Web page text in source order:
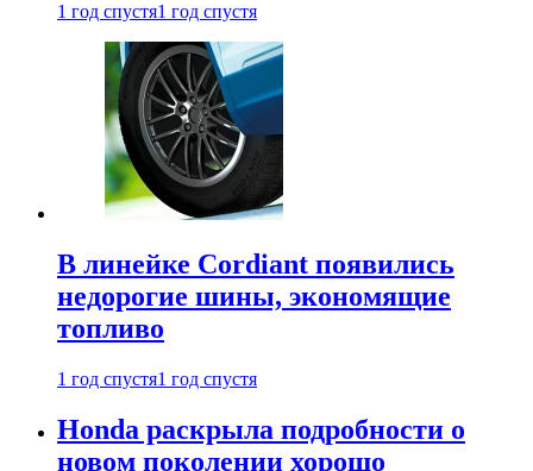
1 год спустя1 год спустя
В линейке Cordiant появились
недорогие шины, экономящие
топливо
1 год спустя1 год спустя
Honda раскрыла подробности о
новом поколении хорошо